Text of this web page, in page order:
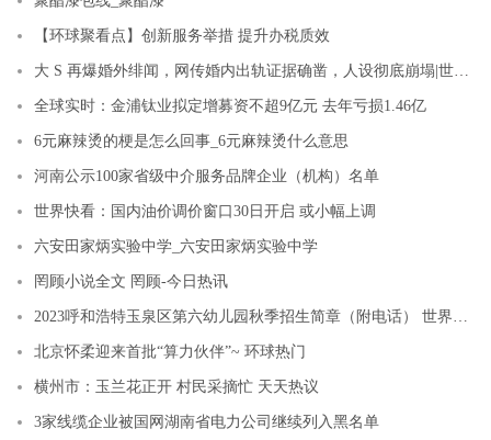
【环球聚看点】创新服务举措 提升办税质效
大 S 再爆婚外绯闻，网传婚内出轨证据确凿，人设彻底崩塌|世界快播报
全球实时：金浦钛业拟定增募资不超9亿元 去年亏损1.46亿
6元麻辣烫的梗是怎么回事_6元麻辣烫什么意思
河南公示100家省级中介服务品牌企业（机构）名单
世界快看：国内油价调价窗口30日开启 或小幅上调
六安田家炳实验中学_六安田家炳实验中学
罔顾小说全文 罔顾-今日热讯
2023呼和浩特玉泉区第六幼儿园秋季招生简章（附电话） 世界热资讯
北京怀柔迎来首批“算力伙伴”~ 环球热门
横州市：玉兰花正开 村民采摘忙 天天热议
3家线缆企业被国网湖南省电力公司继续列入黑名单